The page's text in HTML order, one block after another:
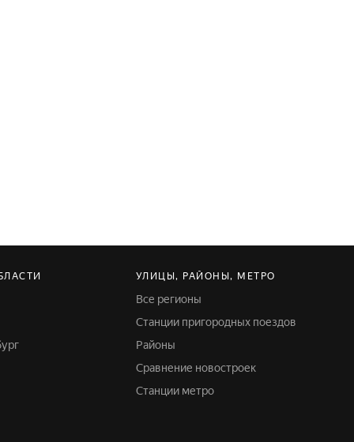
УЛИЦЫ, РАЙОНЫ, МЕТРО
Все регионы
Станции пригородных поездов
Районы
Сравнение новостроек
Станции метро